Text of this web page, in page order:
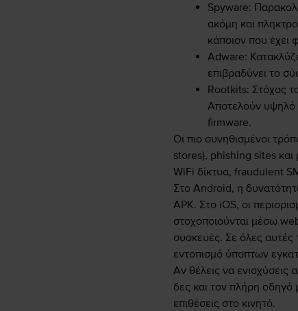
Spyware:
ακόμη και
κάποιον που έχει
Adware:
επιβραδύνει το
Rootkits: Στόχος
Αποτελούν υψηλό
firmware.
Οι πιο συνηθισμένοι
stores), phishing sites και
WiFi δίκτυα, fraudulent
Στο Android, η
APK. Στο iOS, οι
στοχοποιούνται μέσω
συσκευές. Σε όλες αυτές
εντοπισμό ύποπτων
Αν θέλεις να
δες και τον πλήρη οδηγό
επιθέσεις στο κινητό.